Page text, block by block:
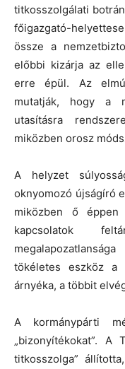
titkosszolgálati
főigazgató-
össze a
előbbi kizárja az
erre épül. Az
mutatják, hogy a
utasításra
miközben orosz
A helyzet
oknyomozó újságíró
miközben ő éppen
kapcsolatok
tökéletes eszköz a
árnyéka, a többit
A kormánypárti
„bizonyítékokat”. A
titkosszolga”